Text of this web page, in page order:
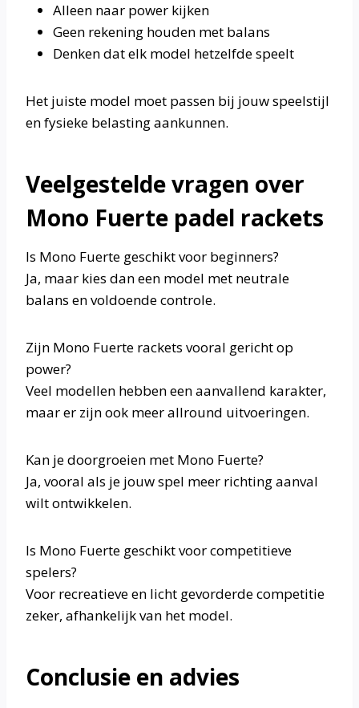
Alleen naar power kijken
Geen rekening houden met balans
Denken dat elk model hetzelfde speelt
Het juiste model moet passen bij jouw speelstijl
en fysieke belasting aankunnen.
Veelgestelde vragen over
Mono Fuerte padel rackets
Is Mono Fuerte geschikt voor beginners?
Ja, maar kies dan een model met neutrale
balans en voldoende controle.
Zijn Mono Fuerte rackets vooral gericht op
power?
Veel modellen hebben een aanvallend karakter,
maar er zijn ook meer allround uitvoeringen.
Kan je doorgroeien met Mono Fuerte?
Ja, vooral als je jouw spel meer richting aanval
wilt ontwikkelen.
Is Mono Fuerte geschikt voor competitieve
spelers?
Voor recreatieve en licht gevorderde competitie
zeker, afhankelijk van het model.
Conclusie en advies